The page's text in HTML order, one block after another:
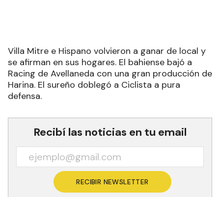
Villa Mitre e Hispano volvieron a ganar de local y
se afirman en sus hogares. El bahiense bajó a
Racing de Avellaneda con una gran producción de
Harina. El sureño doblegó a Ciclista a pura
defensa.
Recibí las noticias en tu email
RECIBIR NEWSLETTER